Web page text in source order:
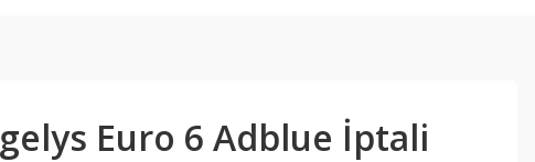
Euro 6 Adblue İptali